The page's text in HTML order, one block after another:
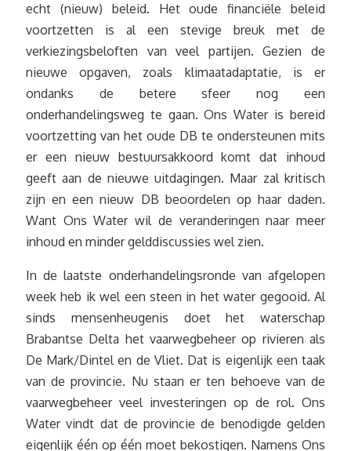
echt (nieuw) beleid. Het oude financiële beleid
voortzetten is al een stevige breuk met de
verkiezingsbeloften van veel partijen. Gezien de
nieuwe opgaven, zoals klimaatadaptatie, is er
ondanks de betere sfeer nog een
onderhandelingsweg te gaan. Ons Water is bereid
voortzetting van het oude DB te ondersteunen mits
er een nieuw bestuursakkoord komt dat inhoud
geeft aan de nieuwe uitdagingen. Maar zal kritisch
zijn en een nieuw DB beoordelen op haar daden.
Want Ons Water wil de veranderingen naar meer
inhoud en minder gelddiscussies wel zien.
In de laatste onderhandelingsronde van afgelopen
week heb ik wel een steen in het water gegooid. Al
sinds mensenheugenis doet het waterschap
Brabantse Delta het vaarwegbeheer op rivieren als
De Mark/Dintel en de Vliet. Dat is eigenlijk een taak
van de provincie. Nu staan er ten behoeve van de
vaarwegbeheer veel investeringen op de rol. Ons
Water vindt dat de provincie de benodigde gelden
eigenlijk één op één moet bekostigen. Namens Ons